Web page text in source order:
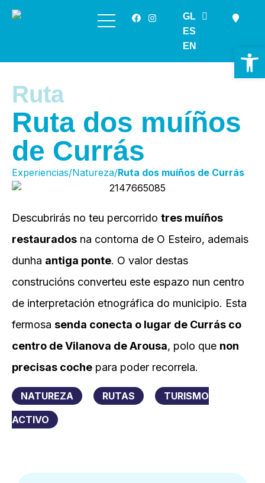
contido
GL
ES
EN
Ruta
Ruta dos muíños
de Currás
Experiencias/Natureza/Ruta dos muíños de Currás
Descubrirás no teu percorrido tres muíños
restaurados na contorna de O Esteiro, ademais
dunha antiga ponte. O valor destas
construcións converteu este espazo nun centro
de interpretación etnográfica do municipio. Esta
fermosa senda conecta o lugar de Currás co
centro de Vilanova de Arousa, polo que non
precisas coche para poder recorrela.
NATUREZA RUTAS
TURISMO
ACTIVO